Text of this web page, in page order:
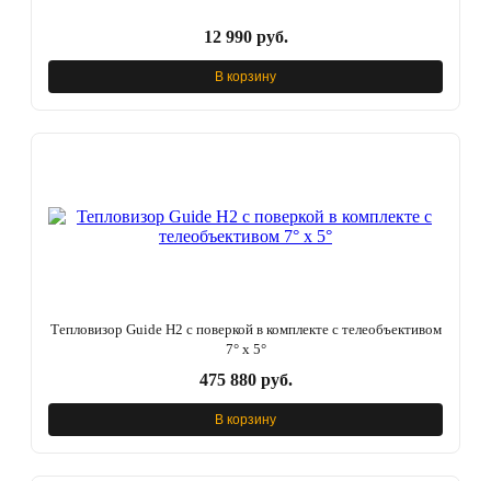
12 990 руб.
В корзину
Тепловизор Guide H2 с поверкой в комплекте с телеобъективом
7° x 5°
475 880 руб.
В корзину